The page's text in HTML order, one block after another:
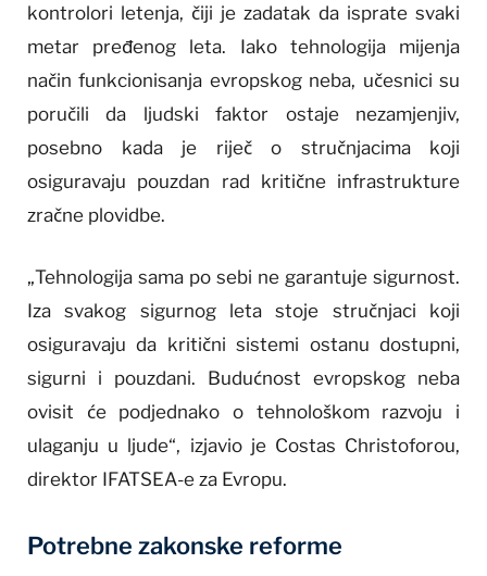
kontrolori letenja, čiji je zadatak da isprate svaki
metar pređenog leta. Iako tehnologija mijenja
način funkcionisanja evropskog neba, učesnici su
poručili da ljudski faktor ostaje nezamjenjiv,
posebno kada je riječ o stručnjacima koji
osiguravaju pouzdan rad kritične infrastrukture
zračne plovidbe.
„Tehnologija sama po sebi ne garantuje sigurnost.
Iza svakog sigurnog leta stoje stručnjaci koji
osiguravaju da kritični sistemi ostanu dostupni,
sigurni i pouzdani. Budućnost evropskog neba
ovisit će podjednako o tehnološkom razvoju i
ulaganju u ljude“, izjavio je Costas Christoforou,
direktor IFATSEA-e za Evropu.
Potrebne zakonske reforme